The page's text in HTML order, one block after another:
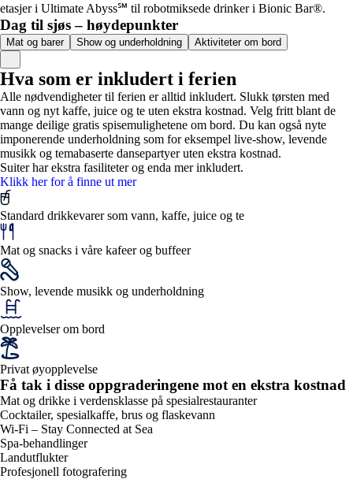
etasjer i Ultimate Abyss℠ til robotmiksede drinker i Bionic Bar®.
Dag til sjøs – høydepunkter
Mat og barer Show og underholdning Aktiviteter om bord
Hva som er inkludert i ferien
Alle nødvendigheter til ferien er alltid inkludert. Slukk tørsten med
vann og nyt kaffe, juice og te uten ekstra kostnad. Velg fritt blant de
mange deilige gratis spisemulighetene om bord. Du kan også nyte
imponerende underholdning som for eksempel live-show, levende
musikk og temabaserte dansepartyer uten ekstra kostnad.
Suiter har ekstra fasiliteter og enda mer inkludert.
Klikk her for å finne ut mer
Standard drikkevarer som vann, kaffe, juice og te
Mat og snacks i våre kafeer og buffeer
Show, levende musikk og underholdning
Opplevelser om bord
Privat øyopplevelse
Få tak i disse oppgraderingene mot en ekstra kostnad
Mat og drikke i verdensklasse på spesialrestauranter
Cocktailer, spesialkaffe, brus og flaskevann
Wi-Fi – Stay Connected at Sea
Spa-behandlinger
Landutflukter
Profesjonell fotografering